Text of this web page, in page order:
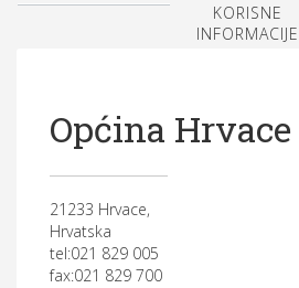
KORISNE
INFORMACIJE
Općina Hrvace
21233 Hrvace,
Hrvatska
tel:021 829 005
fax:021 829 700